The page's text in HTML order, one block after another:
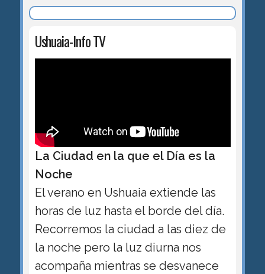
Ushuaia-Info TV
La Ciudad en la que el Día es la
Noche
El verano en Ushuaia extiende las
horas de luz hasta el borde del día.
Recorremos la ciudad a las diez de
la noche pero la luz diurna nos
acompaña mientras se desvanece